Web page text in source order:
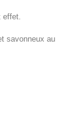
effet.
savonneux au